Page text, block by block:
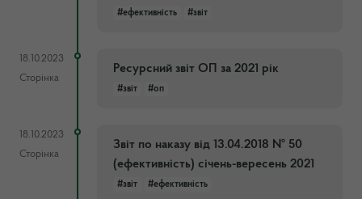
#ефективність #звіт
18.10.2023
Сторінка
Ресурсний звіт ОП за 2021 рік
#звіт #оп
18.10.2023
Сторінка
Звіт по наказу від 13.04.2018 № 50
(ефективність) січень-вересень 2021
#звіт #ефективність